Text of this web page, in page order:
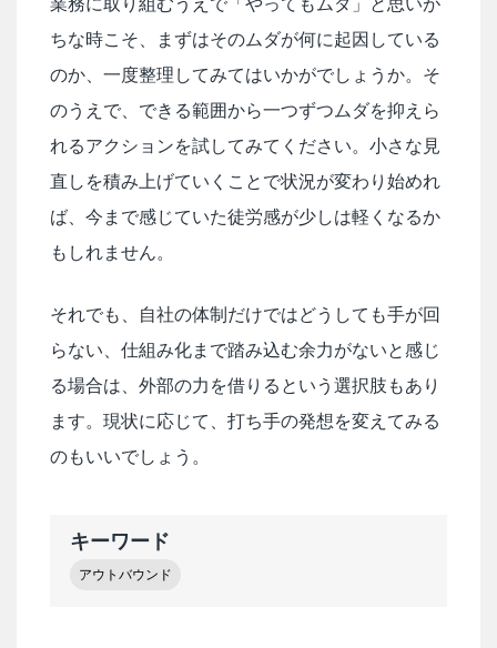
業務に取り組むうえで「やってもムダ」と思いが
ちな時こそ、まずはそのムダが何に起因している
のか、一度整理してみてはいかがでしょうか。そ
のうえで、できる範囲から一つずつムダを抑えら
れるアクションを試してみてください。小さな見
直しを積み上げていくことで状況が変わり始めれ
ば、今まで感じていた徒労感が少しは軽くなるか
もしれません。
それでも、自社の体制だけではどうしても手が回
らない、仕組み化まで踏み込む余力がないと感じ
る場合は、外部の力を借りるという選択肢もあり
ます。現状に応じて、打ち手の発想を変えてみる
のもいいでしょう。
キーワード
アウトバウンド